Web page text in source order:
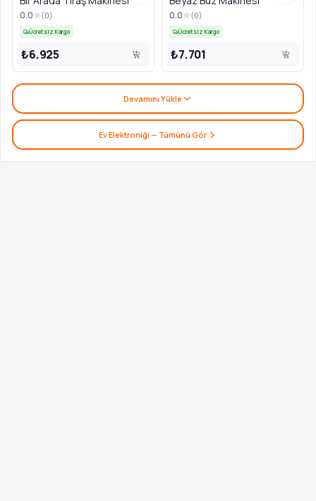
0.0 (0)
Ücretsiz Kargo
₺6.925
0.0 (0)
Ücretsiz Kargo
₺7.701
Devamını Yükle
Ev Elektroniği — Tümünü Gör